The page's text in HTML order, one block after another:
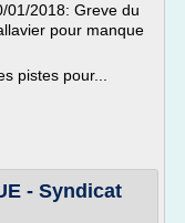
01/2018: Greve du
pour manque
pistes pour...
- Syndicat